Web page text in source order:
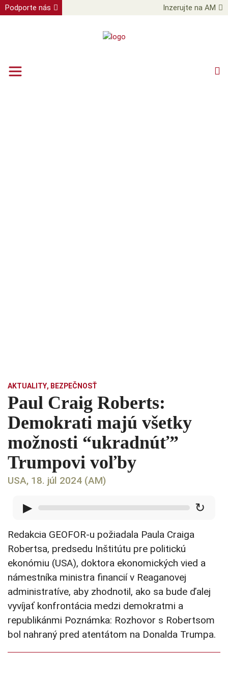
Podporte nás Inzerujte na AM
AKTUALITY, BEZPEČNOSŤ
Paul Craig Roberts:
Demokrati majú všetky
možnosti “ukradnúť”
Trumpovi voľby
USA, 18. júl 2024 (AM)
▶ ↻
Redakcia GEOFOR-u požiadala Paula Craiga
Robertsa, predsedu Inštitútu pre politickú
ekonómiu (USA), doktora ekonomických vied a
námestníka ministra financií v Reaganovej
administratíve, aby zhodnotil, ako sa bude ďalej
vyvíjať konfrontácia medzi demokratmi a
republikánmi Poznámka: Rozhovor s Robertsom
bol nahraný pred atentátom na Donalda Trumpa.